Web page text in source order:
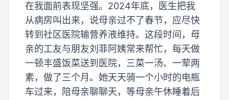
在我面前表现坚强。2024年底，医生把我
从病房叫出来，说母亲过不了春节，应尽快
转到社区医院输营养液维持。这段时间，母
亲的工友与朋友刘菲阿姨常来帮忙，每天做
一顿丰盛饭菜送到医院，三菜一汤、一荤两
素，做了三个月。她天天骑一个小时的电瓶
车过来，陪母亲聊聊天，等母亲午休睡着后